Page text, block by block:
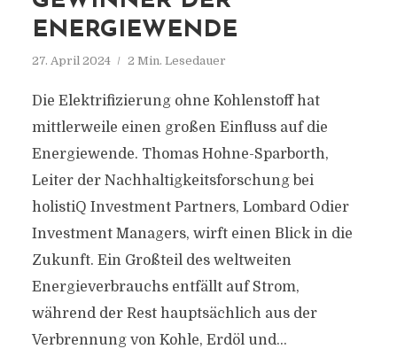
ENERGIEWENDE
27. April 2024 2 Min. Lesedauer
Die Elektrifizierung ohne Kohlenstoff hat
mittlerweile einen großen Einfluss auf die
Energiewende. Thomas Hohne-Sparborth,
Leiter der Nachhaltigkeitsforschung bei
holistiQ Investment Partners, Lombard Odier
Investment Managers, wirft einen Blick in die
Zukunft. Ein Großteil des weltweiten
Energieverbrauchs entfällt auf Strom,
während der Rest hauptsächlich aus der
Verbrennung von Kohle, Erdöl und...